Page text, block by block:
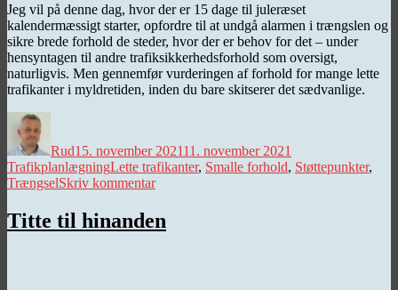
Jeg vil på denne dag, hvor der er 15 dage til juleræset
kalendermæssigt starter, opfordre til at undgå alarmen i trængslen og
sikre brede forhold de steder, hvor der er behov for det – under
hensyntagen til andre trafiksikkerhedsforhold som oversigt,
naturligvis. Men gennemfør vurderingen af forhold for mange lette
trafikanter i myldretiden, inden du bare skitserer det sædvanlige.
Rud15. november 202111. november 2021
TrafikplanlægningTags
Lette trafikanter, Smalle forhold, Støttepunkter,
TrængselSkriv kommentartil
og
Titte til hinanden